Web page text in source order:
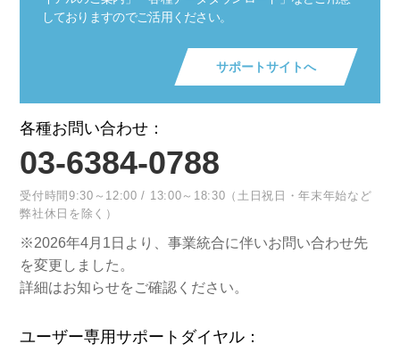
しておりますのでご活用ください。
サポートサイトへ
各種お問い合わせ：
03-6384-0788
受付時間9:30～12:00 / 13:00～18:30（土日祝日・年末年始など
弊社休日を除く）
※2026年4月1日より、事業統合に伴いお問い合わせ先
を変更しました。
詳細はお知らせをご確認ください。
ユーザー専用サポートダイヤル：